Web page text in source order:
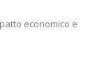
economico e